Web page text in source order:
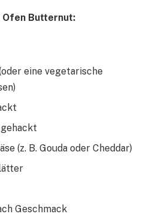
Butternut:
eine vegetarische
(z. B. Gouda oder Cheddar)
Geschmack